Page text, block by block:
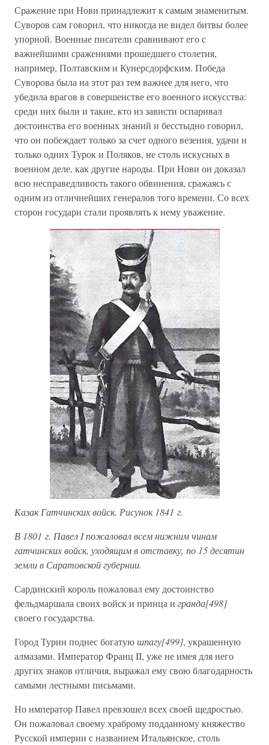
Сражение при Нови принадлежит к самым знаменитым.
Суворов сам говорил, что никогда не видел битвы более
упорной. Военные писатели сравнивают его с
важнейшими сражениями прошедшего столетия,
например, Полтавским и Кунерсдорфским. Победа
Суворова была на этот раз тем важнее для него, что
убедила врагов в совершенстве его военного искусства:
среди них были и такие, кто из зависти оспаривал
достоинства его военных знаний и бесстыдно говорил,
что он побеждает только за счет одного везения, удачи и
только одних Турок и Поляков, не столь искусных в
военном деле, как другие народы. При Нови он доказал
всю несправедливость такого обвинения, сражаясь с
одним из отличнейших генералов того времени. Со всех
сторон государи стали проявлять к нему уважение.
Казак Гатчинских войск. Рисунок 1841 г.
В 1801 г. Павел I пожаловал всем нижним чинам
гатчинских войск, уходящим в отставку, по 15 десятин
земли в Саратовской губернии.
Сардинский король пожаловал ему достоинство
фельдмаршала своих войск и принца и гранда[498]
своего государства.
Город Турин поднес богатуюшпагу[499], украшенную
алмазами. Император Франц II, уже не имея для него
других знаков отличия, выражал ему свою благодарность
самыми лестными письмами.
Но император Павел превзошел всех своей щедростью.
Он пожаловал своему храброму подданному княжество
Русской империи с названием Итальянское, столь